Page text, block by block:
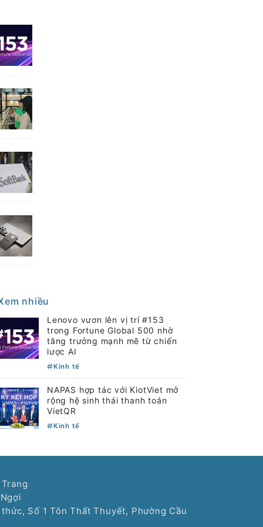
nhiều
Lenovo vươn lên vị trí #153
trong Fortune Global 500 nhờ
tăng trưởng mạnh mẽ từ chiến
lược AI
Kinh tế
NAPAS hợp tác với KiotViet mở
rộng hệ sinh thái thanh toán
VietQR
Kinh tế
Số 1 Tôn Thất Thuyết, Phường Cầu